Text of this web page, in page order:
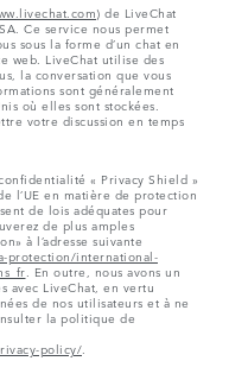
) de LiveChat
Ce service nous permet
sous la forme d’un chat en
web. LiveChat utilise des
la conversation que vous
sont généralement
où elles sont stockées.
votre discussion en temps
« Privacy Shield »
l’UE en matière de protection
de lois adéquates pour
de plus amples
à l’adresse suivante
protection/international-
. En outre, nous avons un
avec LiveChat, en vertu
de nos utilisateurs et à ne
la politique de
policy/